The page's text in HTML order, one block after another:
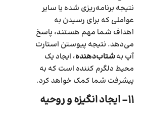
نتیجه برنامه‌ریزی شده یا سایر
عواملی که برای رسیدن به
اهداف شما مهم هستند‌، پاسخ
می‌دهد. نتیجه پیوستن استارت
آپ بهشتاب‌دهنده، ایجاد یک
محیط دلگرم کننده است که به
پیشرفت شما کمک خواهد کرد.
۱۱- ایجاد انگیزه و روحیه